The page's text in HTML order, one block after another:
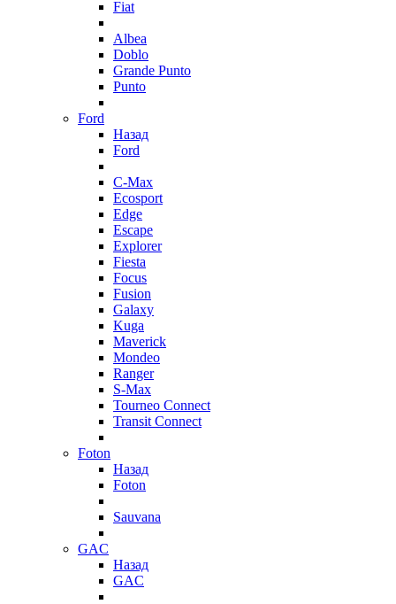
Fiat
Albea
Doblo
Grande Punto
Punto
Ford
Назад
Ford
C-Max
Ecosport
Edge
Escape
Explorer
Fiesta
Focus
Fusion
Galaxy
Kuga
Maverick
Mondeo
Ranger
S-Max
Tourneo Connect
Transit Connect
Foton
Назад
Foton
Sauvana
GAC
Назад
GAC